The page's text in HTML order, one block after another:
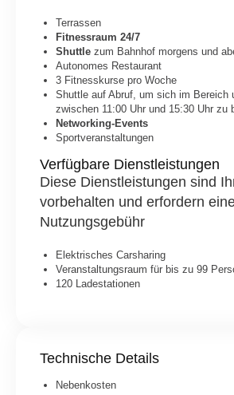
Terrassen
Fitnessraum 24/7
Shuttle zum Bahnhof morgens und
Autonomes Restaurant
3 Fitnesskurse pro Woche
Shuttle auf Abruf, um sich im Bereich
zwischen 11:00 Uhr und 15:30 Uhr zu
Networking-Events
Sportveranstaltungen
Verfügbare Dienstleistungen
Diese Dienstleistungen sind
vorbehalten und erfordern
Nutzungsgebühr
Elektrisches Carsharing
Veranstaltungsraum für bis zu 99
120 Ladestationen
Technische Details
Nebenkosten